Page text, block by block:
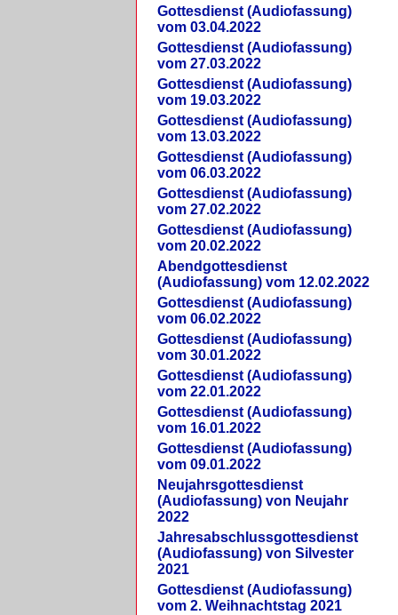
Gottesdienst (Audiofassung)
vom 03.04.2022
Gottesdienst (Audiofassung)
vom 27.03.2022
Gottesdienst (Audiofassung)
vom 19.03.2022
Gottesdienst (Audiofassung)
vom 13.03.2022
Gottesdienst (Audiofassung)
vom 06.03.2022
Gottesdienst (Audiofassung)
vom 27.02.2022
Gottesdienst (Audiofassung)
vom 20.02.2022
Abendgottesdienst
(Audiofassung) vom 12.02.2022
Gottesdienst (Audiofassung)
vom 06.02.2022
Gottesdienst (Audiofassung)
vom 30.01.2022
Gottesdienst (Audiofassung)
vom 22.01.2022
Gottesdienst (Audiofassung)
vom 16.01.2022
Gottesdienst (Audiofassung)
vom 09.01.2022
Neujahrsgottesdienst
(Audiofassung) von Neujahr
2022
Jahresabschlussgottesdienst
(Audiofassung) von Silvester
2021
Gottesdienst (Audiofassung)
vom 2. Weihnachtstag 2021